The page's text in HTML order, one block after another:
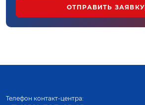
ОТПРАВИТЬ ЗАЯВКУ
Телефон контакт-центра: